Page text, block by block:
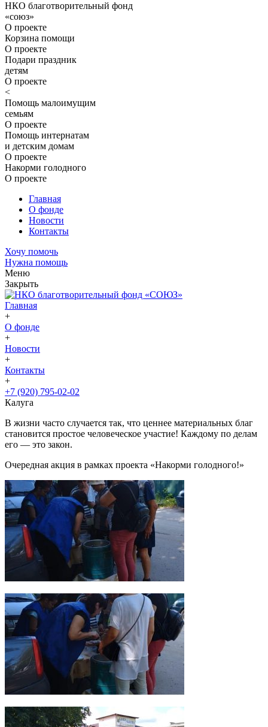
НКО благотворительный фонд
«союз»
О проекте
Корзина помощи
О проекте
Подари праздник
детям
О проекте
<
Помощь малоимущим
семьям
О проекте
Помощь интернатам
и детским домам
О проекте
Накорми голодного
О проекте
Главная
О фонде
Новости
Контакты
Хочу помочь
Нужна помощь
Меню
Закрыть
Главная
+
О фонде
+
Новости
+
Контакты
+
+7 (920) 795-02-02
Калуга
В жизни часто случается так, что ценнее материальных благ
становится простое человеческое участие! Каждому по делам
его — это закон.
Очередная акция в рамках проекта «Накорми голодного!»